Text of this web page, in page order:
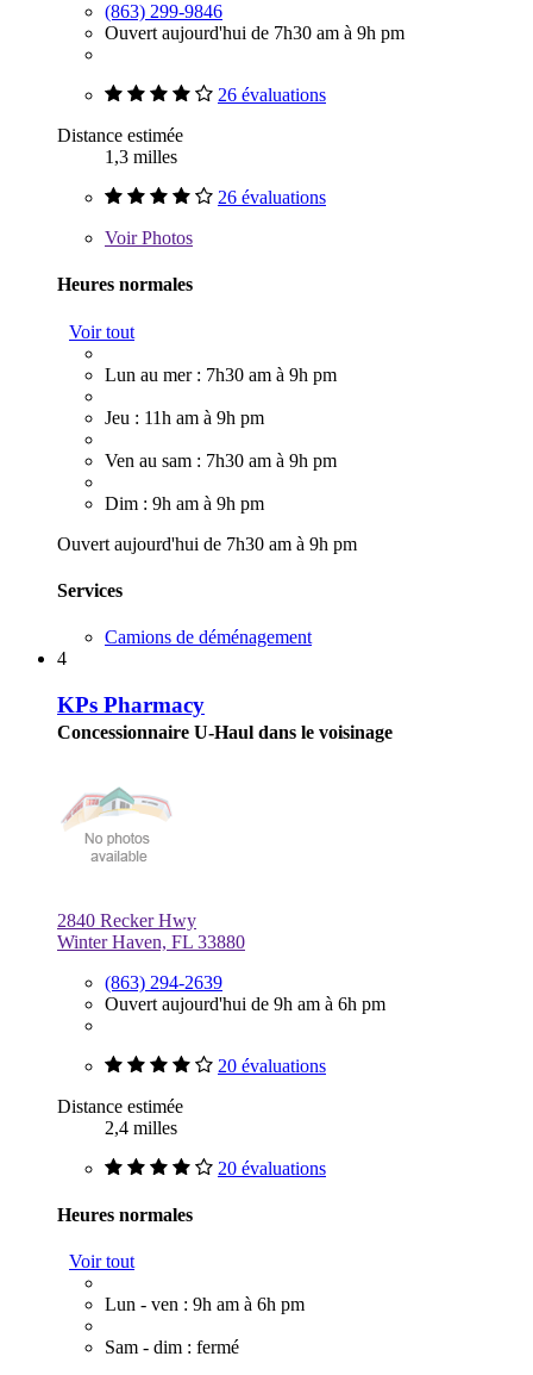
(863) 299-9846
Ouvert aujourd'hui de 7h30 am à 9h pm
26 évaluations
Distance estimée
1,3 milles
26 évaluations
VoirPhotos
Heures normales
Voir tout
Lun au mer : 7h30 am à 9h pm
Jeu : 11h am à 9h pm
Ven au sam : 7h30 am à 9h pm
Dim : 9h am à 9h pm
Ouvert aujourd'hui de 7h30 am à 9h pm
Services
Camions de déménagement
4
KPs Pharmacy
Concessionnaire U-Haul dans le voisinage
2840 Recker Hwy
Winter Haven, FL 33880
(863) 294-2639
Ouvert aujourd'hui de 9h am à 6h pm
20 évaluations
Distance estimée
2,4 milles
20 évaluations
Heures normales
Voir tout
Lun - ven : 9h am à 6h pm
Sam - dim : fermé